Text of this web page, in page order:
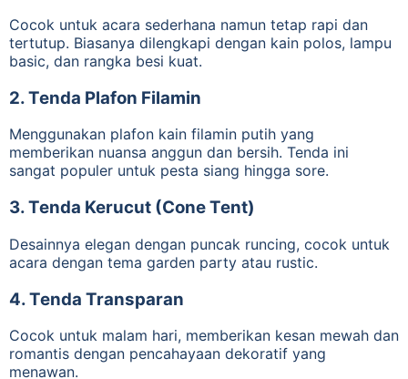
Cocok untuk acara sederhana namun tetap rapi dan
tertutup. Biasanya dilengkapi dengan kain polos, lampu
basic, dan rangka besi kuat.
2.Tenda Plafon Filamin
Menggunakan plafon kain filamin putih yang
memberikan nuansa anggun dan bersih. Tenda ini
sangat populer untuk pesta siang hingga sore.
3.Tenda Kerucut (Cone Tent)
Desainnya elegan dengan puncak runcing, cocok untuk
acara dengan tema garden party atau rustic.
4.Tenda Transparan
Cocok untuk malam hari, memberikan kesan mewah dan
romantis dengan pencahayaan dekoratif yang
menawan.